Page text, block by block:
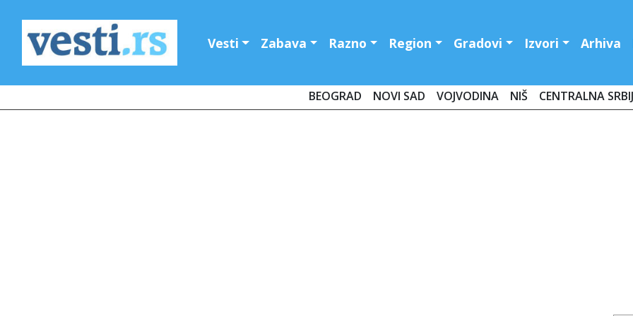
Vesti Zabava Razno Region Gradovi Izvori Arhiva
BEOGRAD NOVI SAD VOJVODINA NIŠ CENTRALNA